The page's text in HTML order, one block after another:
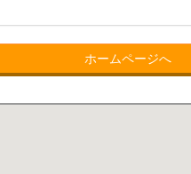
ホームページへ